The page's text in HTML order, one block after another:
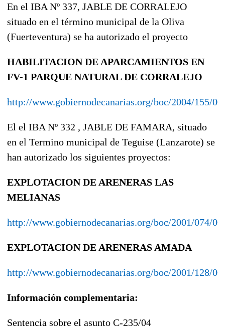
En el IBA Nº 337, JABLE DE CORRALEJO
situado en el término municipal de la Oliva
(Fuerteventura) se ha autorizado el proyecto
HABILITACION DE APARCAMIENTOS EN
FV-1 PARQUE NATURAL DE CORRALEJO
http://www.gobiernodecanarias.org/boc/2004/155/
El el IBA Nº 332 , JABLE DE FAMARA, situado
en el Termino municipal de Teguise (Lanzarote) se
han autorizado los siguientes proyectos:
EXPLOTACION DE ARENERAS LAS
MELIANAS
http://www.gobiernodecanarias.org/boc/2001/074/
EXPLOTACION DE ARENERAS AMADA
http://www.gobiernodecanarias.org/boc/2001/128/
Información complementaria:
Sentencia sobre el asunto C-235/04